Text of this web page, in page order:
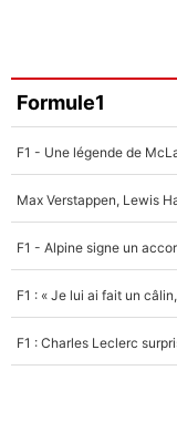
Faris Moumbagna
4%
Un autre joueur
5%
Formule1